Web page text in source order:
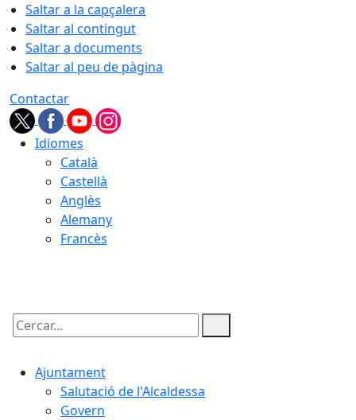
Saltar a la capçalera
Saltar al contingut
Saltar a documents
Saltar al peu de pàgina
Contactar
Idiomes
Català
Castellà
Anglès
Alemany
Francès
Cercar:
Ajuntament
Salutació de l'Alcaldessa
Govern